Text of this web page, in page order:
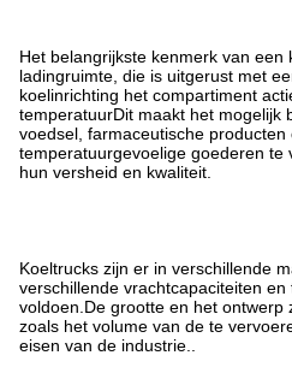
Het belangrijkste kenmerk van
ladingruimte, die is uitgerust met
koelinrichting het compartiment
temperatuurDit maakt het mogelijk
voedsel, farmaceutische producten
temperatuurgevoelige goederen te
hun versheid en kwaliteit.
Koeltrucks zijn er in verschillende
verschillende vrachtcapaciteiten
voldoen.De grootte en het ontwerp
zoals het volume van de te
eisen van de industrie..